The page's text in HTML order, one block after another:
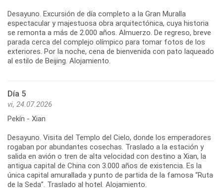
Desayuno. Excursión de día completo a la Gran Muralla
espectacular y majestuosa obra arquitectónica, cuya historia
se remonta a más de 2.000 años. Almuerzo. De regreso, breve
parada cerca del complejo olímpico para tomar fotos de los
exteriores. Por la noche, cena de bienvenida con pato laqueado
Día 5
vi, 24.07.2026
Pekín - Xian
Desayuno. Visita del Templo del Cielo, donde los emperadores
rogaban por abundantes cosechas. Traslado a la estación y
salida en avión o tren de alta velocidad con destino a Xian, la
antigua capital de China con 3.000 años de existencia. Es la
única capital amurallada y punto de partida de la famosa “Ruta